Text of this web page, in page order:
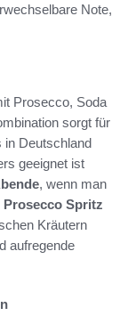
Note,
Prosecco, Soda
sorgt für
in Deutschland
geeignet ist
, wenn man
Prosecco Spritz
Kräutern
aufregende